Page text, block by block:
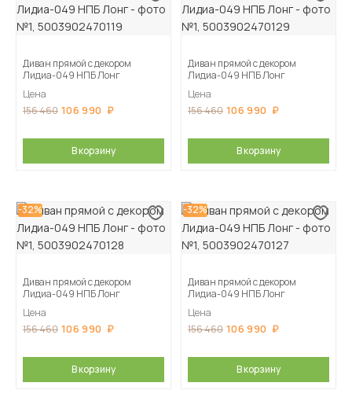
Диван прямой с декором
Лидиа-049 НПБ Лонг
Цена
156 460 106 990
В корзину
Диван прямой с декором
Лидиа-049 НПБ Лонг
Цена
156 460 106 990
В корзину
-32%
Диван прямой с декором
Лидиа-049 НПБ Лонг
Цена
156 460 106 990
В корзину
-32%
Диван прямой с декором
Лидиа-049 НПБ Лонг
Цена
156 460 106 990
В корзину